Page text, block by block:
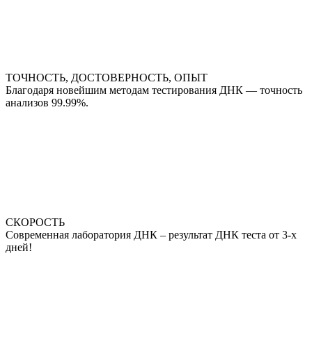
ТОЧНОСТЬ, ДОСТОВЕРНОСТЬ, ОПЫТ
Благодаря новейшим методам тестирования ДНК — точность
анализов 99.99%.
СКОРОСТЬ
Современная лаборатория ДНК – результат ДНК теста от 3-х
дней!